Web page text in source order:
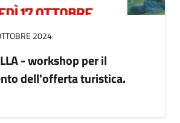
2024
- workshop per il
dell'offerta turistica.